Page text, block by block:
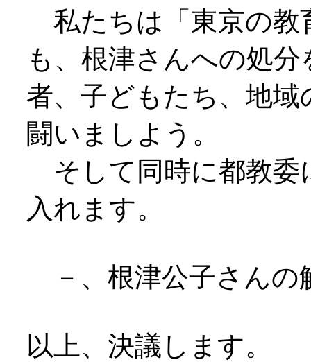
私たちは「東京の教
も、根津さんへの処
者、子どもたち、地
闘いましよう。
そして同時に都教委
入れます。
－、根津公子さんの
以上、決議します。